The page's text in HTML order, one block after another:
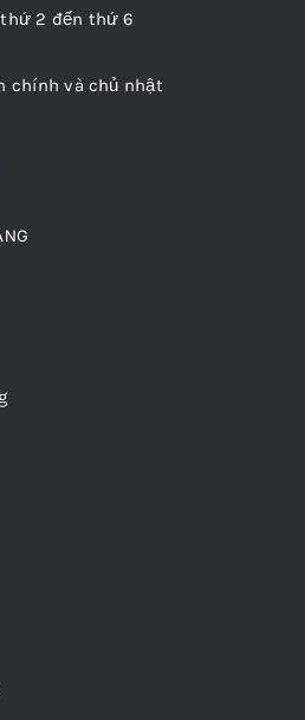
2 đến thứ 6
chính và chủ nhật